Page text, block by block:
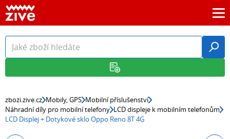
zbozi.zive.cz Mobily, GPS Mobilní příslušenství
Náhradní díly pro mobilní telefony LCD displeje k mobilním telefonům
LCD Displej + Dotykové sklo Oppo Reno 8T 4G